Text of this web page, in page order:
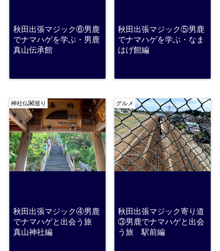
秋田出張マジック⑥男鹿
でナマハゲを学ぶ・男鹿
真山伝承館
秋田出張マジック⑤男鹿
でナマハゲを学ぶ・なま
はげ館編
神社仏閣巡り
秋田出張マジック④男鹿
でナマハゲと出会う旅
真山神社編
グルメ
秋田出張マジック寄り道
③男鹿でナマハゲと出会
う旅 駅前編